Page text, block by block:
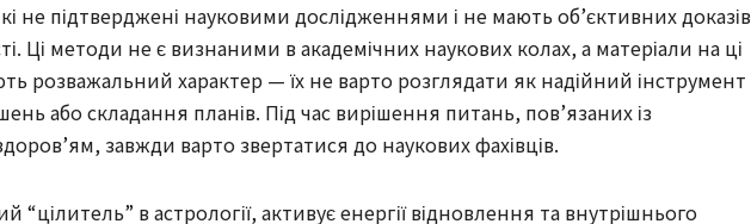
не підтверджені науковими дослідженнями і не мають об’єктивних доказів
Ці методи не є визнаними в академічних наукових колах, а матеріали на ці
розважальний характер — їх не варто розглядати як надійний інструмент
або складання планів. Під час вирішення питань, пов’язаних із
завжди варто звертатися до наукових фахівців.
“цілитель” в астрології, активує енергії відновлення та внутрішнього